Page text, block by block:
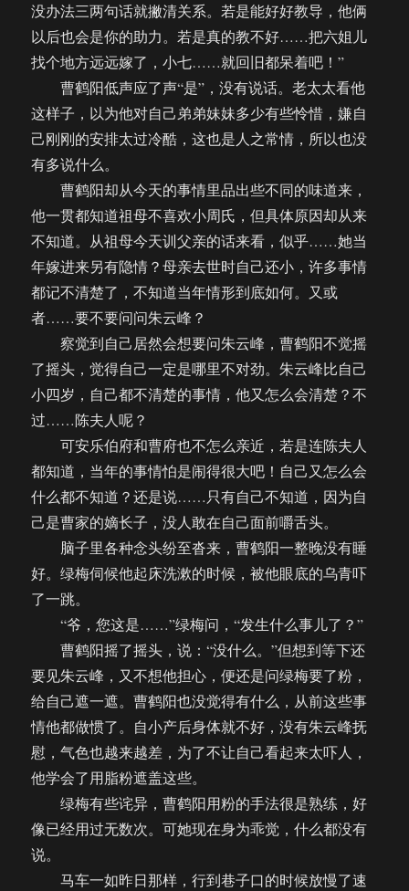
没办法三两句话就撇清关系。若是能好好教导，他俩
以后也会是你的助力。若是真的教不好……把六姐儿
找个地方远远嫁了，小七……就回旧都呆着吧！”
曹鹤阳低声应了声“是”，没有说话。老太太看他
这样子，以为他对自己弟弟妹妹多少有些怜惜，嫌自
己刚刚的安排太过冷酷，这也是人之常情，所以也没
有多说什么。
曹鹤阳却从今天的事情里品出些不同的味道来，
他一贯都知道祖母不喜欢小周氏，但具体原因却从来
不知道。从祖母今天训父亲的话来看，似乎……她当
年嫁进来另有隐情？母亲去世时自己还小，许多事情
都记不清楚了，不知道当年情形到底如何。又或
者……要不要问问朱云峰？
察觉到自己居然会想要问朱云峰，曹鹤阳不觉摇
了摇头，觉得自己一定是哪里不对劲。朱云峰比自己
小四岁，自己都不清楚的事情，他又怎么会清楚？不
过……陈夫人呢？
可安乐伯府和曹府也不怎么亲近，若是连陈夫人
都知道，当年的事情怕是闹得很大吧！自己又怎么会
什么都不知道？还是说……只有自己不知道，因为自
己是曹家的嫡长子，没人敢在自己面前嚼舌头。
脑子里各种念头纷至沓来，曹鹤阳一整晚没有睡
好。绿梅伺候他起床洗漱的时候，被他眼底的乌青吓
了一跳。
“爷，您这是……”绿梅问，“发生什么事儿了？”
曹鹤阳摇了摇头，说：“没什么。”但想到等下还
要见朱云峰，又不想他担心，便还是问绿梅要了粉，
给自己遮一遮。曹鹤阳也没觉得有什么，从前这些事
情他都做惯了。自小产后身体就不好，没有朱云峰抚
慰，气色也越来越差，为了不让自己看起来太吓人，
他学会了用脂粉遮盖这些。
绿梅有些诧异，曹鹤阳用粉的手法很是熟练，好
像已经用过无数次。可她现在身为乖觉，什么都没有
说。
马车一如昨日那样，行到巷子口的时候放慢了速